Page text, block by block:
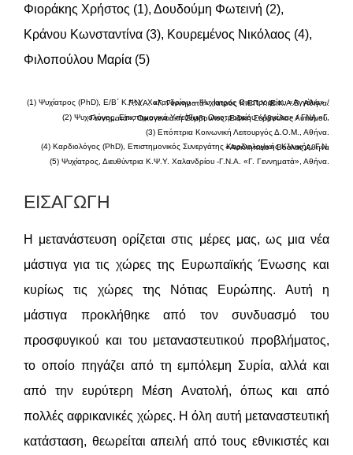
Φιοράκης Χρήστος (1), Δουδούμη Φωτεινή (2),
Κράνου Κωνσταντίνα (3), Κουρεμένος Νικόλαος (4),
Φιλοπούλου Μαρία (5)
(1) Ψυχίατρος (PhD), Ε/Β΄ Κ.Ψ.Υ. Χαλανδρίου – Ψυχίατρος Οικοτροφείου «Αγγέλια» / Γ.Ν.Α. «Γ. Γεννηματά», Ιατρός Κ.ΕΠ.Υ./Ε.Κ.Α.Β. Αθήνα.
(2) Ψυχολόγος, Επιστημονικά Υπεύθυνη Οικοτροφείου «Αγγέλια» / ΓΝΑ «Γ. Γεννηματά», Οικογενειακή Σύμβουλος, Ειδική Σύμβουλος Αυτισμού.
(3) Επόπτρια Κοινωνική Λειτουργός Δ.Ο.Μ., Αθήνα.
(4) Καρδιολόγος (PhD), Επιστημονικός Συνεργάτης Καρδιολογικής Κλινικής, Γ.Ν. «Ασκληπιείο» Βούλας,Αθήνα
(5) Ψυχίατρος, Διευθύντρια Κ.Ψ.Υ. Χαλανδρίου -Γ.Ν.Α. «Γ. Γεννηματά», Αθήνα.
ΕΙΣΑΓΩΓΗ
Η μετανάστευση ορίζεται στις μέρες μας, ως μια νέα
μάστιγα για τις χώρες της Ευρωπαϊκής Ένωσης και
κυρίως τις χώρες της Νότιας Ευρώπης. Αυτή η
μάστιγα προκλήθηκε από τον συνδυασμό του
προσφυγικού και του μεταναστευτικού προβλήματος,
το οποίο πηγάζει από τη εμπόλεμη Συρία, αλλά και
από την ευρύτερη Μέση Ανατολή, όπως και από
πολλές αφρικανικές χώρες. Η όλη αυτή μεταναστευτική
κατάσταση, θεωρείται απειλή από τους εθνικιστές και